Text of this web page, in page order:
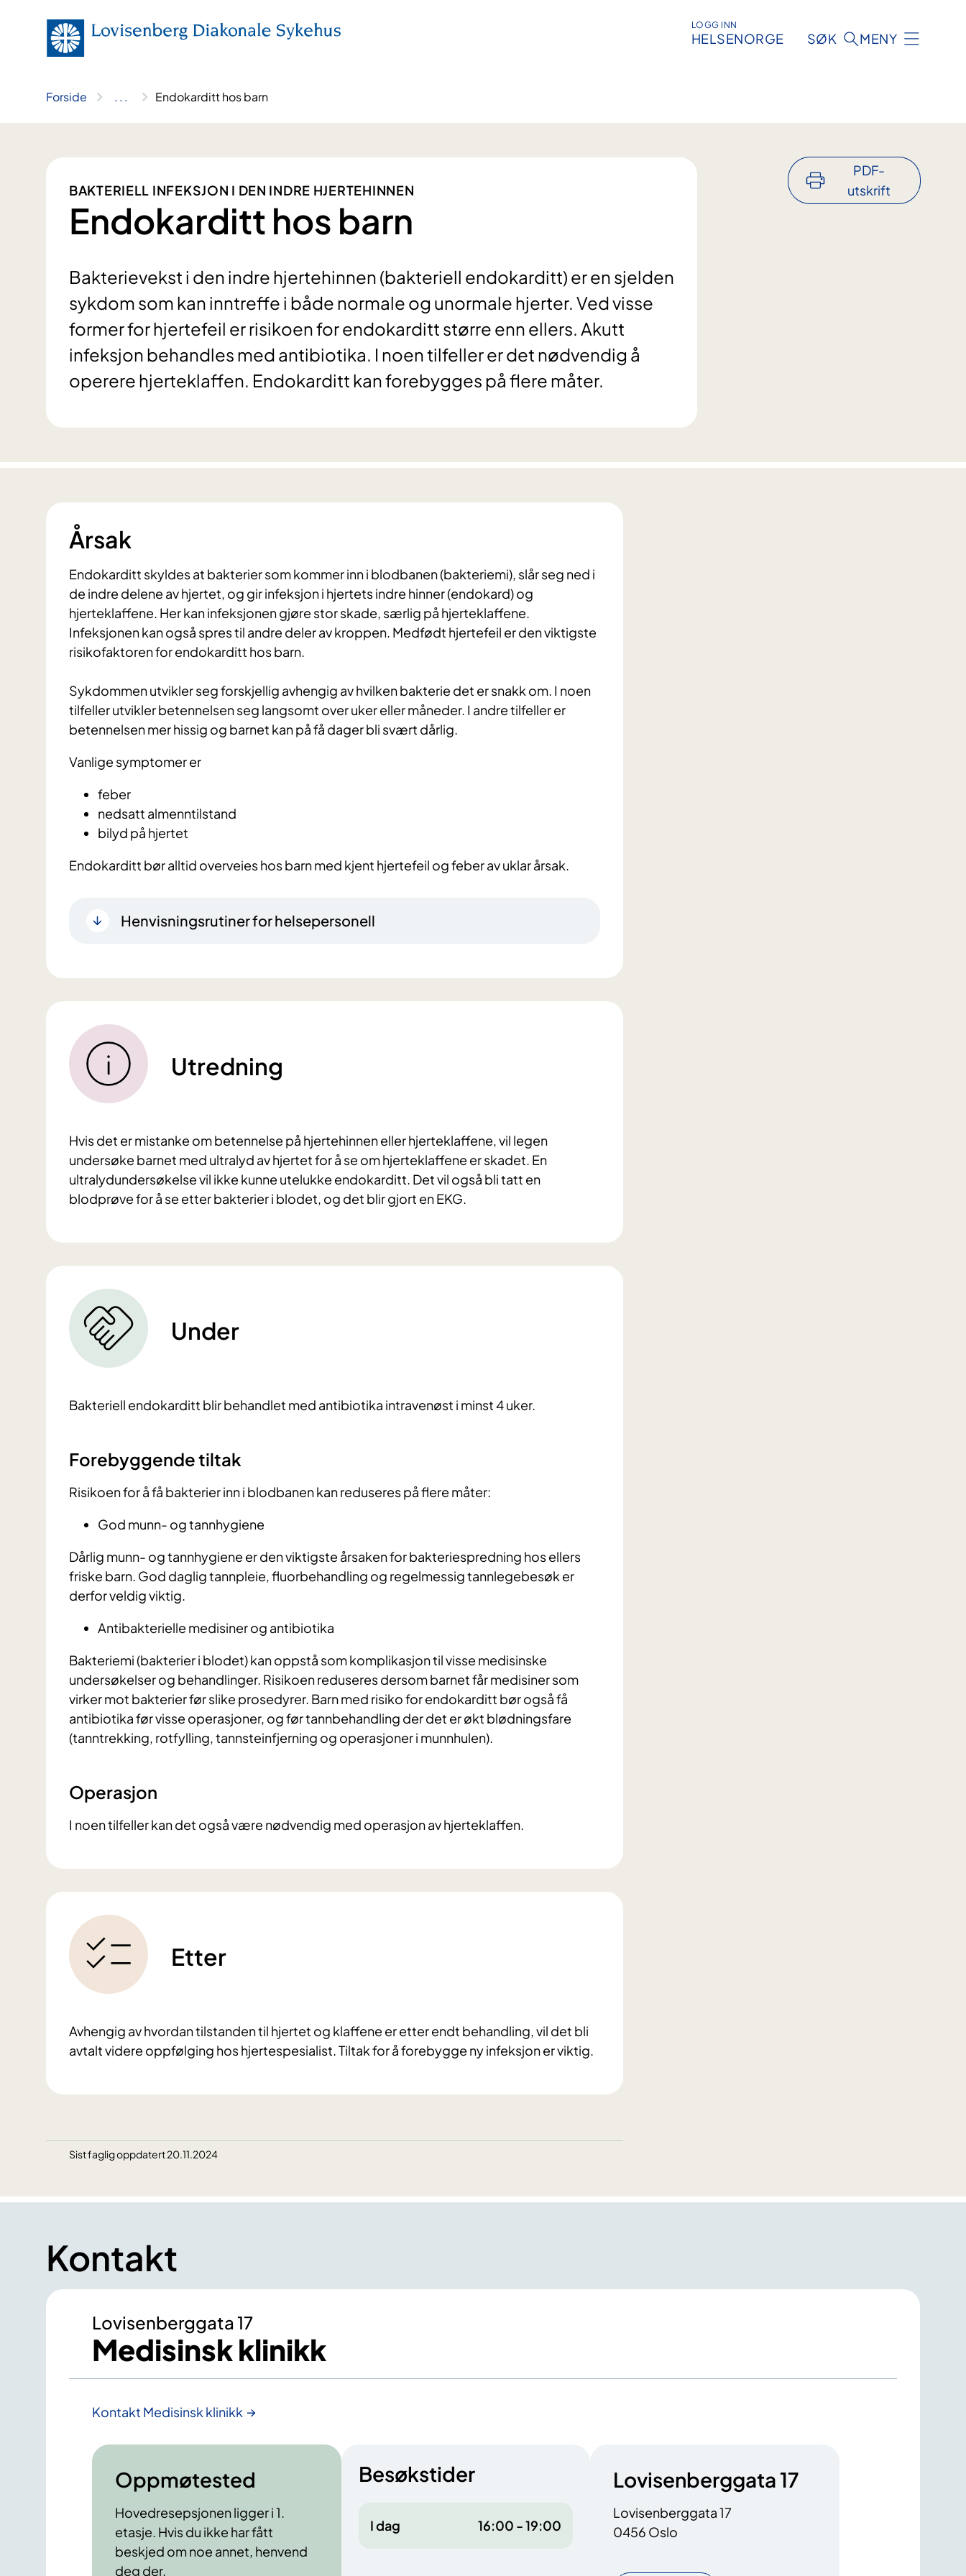
LOGG INN
HELSENORGE SØK MENY
Forside .. . Endokarditt hos barn
BAKTERIELL INFEKSJON I DEN INDRE HJERTEHINNEN
Endokarditt hos barn
Bakterievekst i den indre hjertehinnen (bakteriell endokarditt) er en sjelden
sykdom som kan inntreffe i både normale og unormale hjerter. Ved visse
former for hjertefeil er risikoen for endokarditt større enn ellers. Akutt
infeksjon behandles med antibiotika. I noen tilfeller er det nødvendig å
operere hjerteklaffen. Endokarditt kan forebygges på flere måter.
PDF-
utskrift
Årsak
Endokarditt skyldes at bakterier som kommer inn i blodbanen (bakteriemi), slår seg ned i
de indre delene av hjertet, og gir infeksjon i hjertets indre hinner (endokard) og
hjerteklaffene. Her kan infeksjonen gjøre stor skade, særlig på hjerteklaffene.
Infeksjonen kan også spres til andre deler av kroppen. Medfødt hjertefeil er den viktigste
risikofaktoren for endokarditt hos barn.
Sykdommen utvikler seg forskjellig avhengig av hvilken bakterie det er snakk om. I noen
tilfeller utvikler betennelsen seg langsomt over uker eller måneder. I andre tilfeller er
betennelsen mer hissig og barnet kan på få dager bli svært dårlig.
Vanlige symptomer er
feber
nedsatt almenntilstand
bilyd på hjertet
Endokarditt bør alltid overveies hos barn med kjent hjertefeil og feber av uklar årsak.
Henvisningsrutiner for helsepersonell
Utredning
Hvis det er mistanke om betennelse på hjertehinnen eller hjerteklaffene, vil legen
undersøke barnet med ultralyd av hjertet for å se om hjerteklaffene er skadet. En
ultralydundersøkelse vil ikke kunne utelukke endokarditt. Det vil også bli tatt en
blodprøve for å se etter bakterier i blodet, og det blir gjort en EKG.
Under
Bakteriell endokarditt blir behandlet med antibiotika intravenøst i minst 4 uker.
Forebyggende tiltak
Risikoen for å få bakterier inn i blodbanen kan reduseres på flere måter:
God munn- og tannhygiene
Dårlig munn- og tannhygiene er den viktigste årsaken for bakteriespredning hos ellers
friske barn. God daglig tannpleie, fluorbehandling og regelmessig tannlegebesøk er
derfor veldig viktig.
Antibakterielle medisiner og antibiotika
Bakteriemi (bakterier i blodet) kan oppstå som komplikasjon til visse medisinske
undersøkelser og behandlinger. Risikoen reduseres dersom barnet får medisiner som
virker mot bakterier før slike prosedyrer. Barn med risiko for endokarditt bør også få
antibiotika før visse operasjoner, og før tannbehandling der det er økt blødningsfare
(tanntrekking, rotfylling, tannsteinfjerning og operasjoner i munnhulen).
Operasjon
I noen tilfeller kan det også være nødvendig med operasjon av hjerteklaffen.
Etter
Avhengig av hvordan tilstanden til hjertet og klaffene er etter endt behandling, vil det bli
avtalt videre oppfølging hos hjertespesialist. Tiltak for å forebygge ny infeksjon er viktig.
Sist faglig oppdatert 20.11.2024
Kontakt
Lovisenberggata 17
Medisinsk klinikk
Kontakt Medisinsk klinikk
Oppmøtested
Hovedresepsjonen ligger i 1.
etasje. Hvis du ikke har fått
beskjed om noe annet, henvend
deg der.
Besøkstider
I dag 16:00 - 19:00
Lovisenberggata 17
Lovisenberggata 17
0456 Oslo